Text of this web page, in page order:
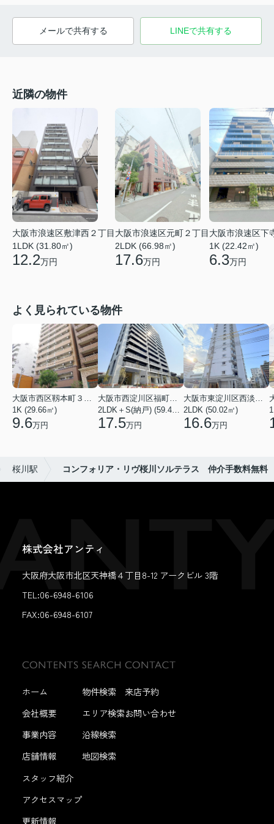
メールで共有する LINEで共有する
近隣の物件
大阪市浪速区敷津西２丁目
1LDK (31.80㎡)
12.2万円
大阪市浪速区元町２丁目
2LDK (66.98㎡)
17.6万円
大阪市浪速区下
1K (22.42㎡)
6.3万円
よく見られている物件
大阪市西区靱本町３丁目
1K (29.66㎡)
9.6万円
大阪市西淀川区福町２丁目
2LDK＋S(納戸) (59.48㎡)
17.5万円
大阪市東淀川区西淡路１丁目
2LDK (50.02㎡)
16.6万円
桜川駅 コンフォリア・リヴ桜川ソルテラス 仲介手数料無料
株式会社アンティ
大阪府大阪市北区天神橋４丁目8-12 アークビル 3階
TEL:06-6948-6106
FAX:06-6948-6107
ホーム
会社概要
事業内容
店舗情報
スタッフ紹介
アクセスマップ
更新情報
物件検索
エリア検索
沿線検索
地図検索
来店予約
お問い合わせ